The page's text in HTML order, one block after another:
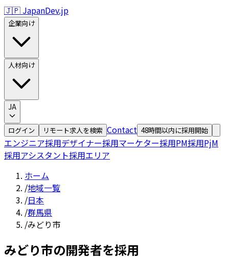
🇯🇵 JapanDev.jp
企業向け
人材向け
JA
ログイン リモート求人を検索 Contact 48時間以内に採用開始
エンジニア採用デザイナー採用マーケター採用PM採用PjM
採用アシスタント採用エリア
ホーム
/地域一覧
/日本
/群馬県
/みどり市
みどり市の開発者を採用